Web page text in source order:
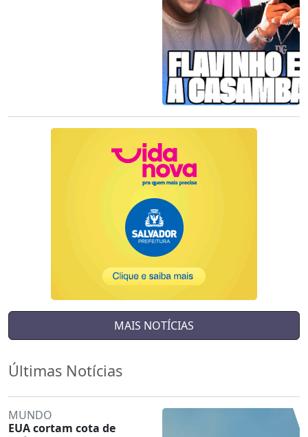
MAIS NOTÍCIAS
Últimas Notícias
MUNDO
EUA cortam cota de